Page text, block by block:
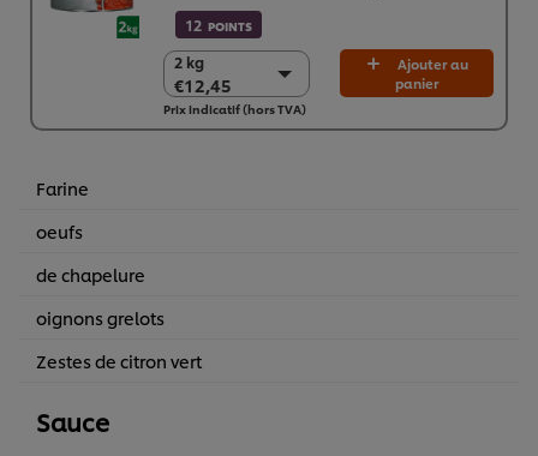
12 POINTS
2 kg
€12,45
2 kg
€12,45
6 x 2 kg
Ajouter au
panier
Prix indicatif (hors TVA)
Farine
oeufs
de chapelure
oignons grelots
Zestes de citron vert
Sauce